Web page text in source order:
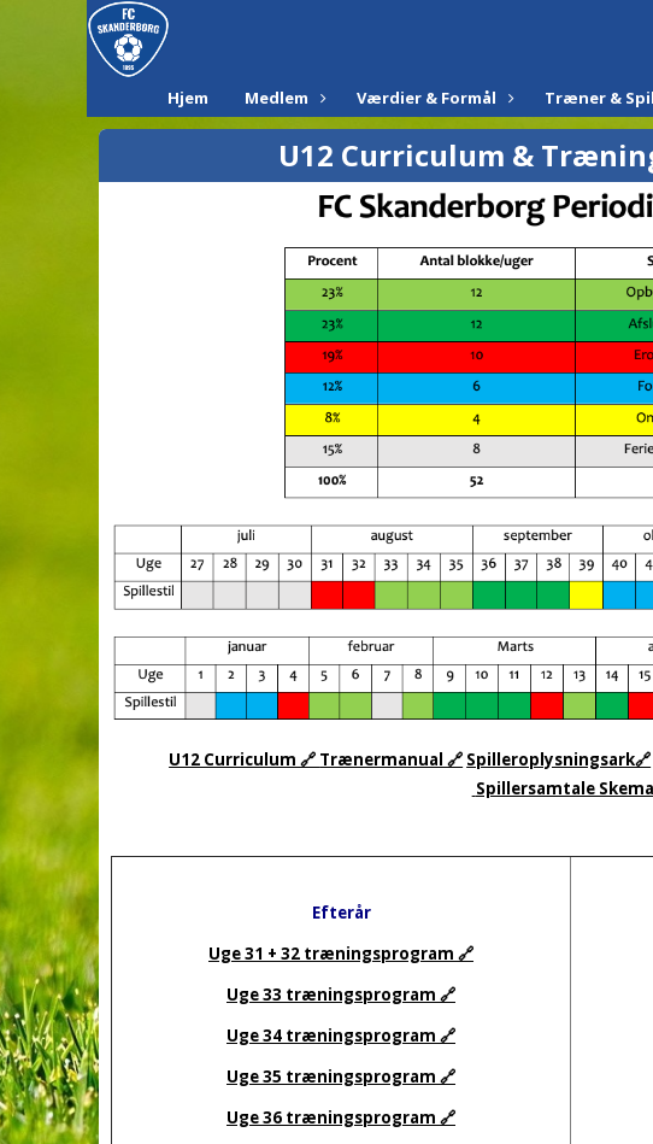
Hjem Medlem Værdier & Formål Træner &
U12 Curriculum &
U12 Curriculum 🔗 Trænermanual 🔗 Spilleroplysningsark🔗
Spillersamtale Skema
Efterår
Uge 31 + 32 træningsprogram 🔗
Uge 33 træningsprogram 🔗
Uge 34 træningsprogram 🔗
Uge 35 træningsprogram 🔗
Uge 36 træningsprogram 🔗